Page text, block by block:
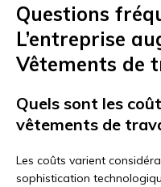
Questions
L’entreprise
Vêtements de
Quels sont les
vêtements de
Les coûts varient
sophistication